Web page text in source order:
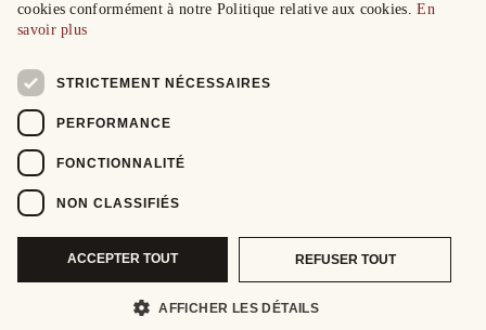
cookies conformément à notre Politique relative aux cookies.En
savoir plus
STRICTEMENT NÉCESSAIRES
PERFORMANCE
FONCTIONNALITÉ
NON CLASSIFIÉS
ACCEPTER TOUT REFUSER TOUT
AFFICHER LES DÉTAILS